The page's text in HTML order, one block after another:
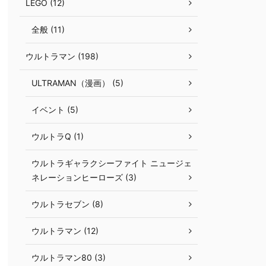
LEGO (12)
全般 (11)
ウルトラマン (198)
ULTRAMAN（漫画） (5)
イベント (5)
ウルトラQ (1)
ウルトラギャラクシーファイト ニュージェ
ネレーションヒーローズ (3)
ウルトラセブン (8)
ウルトラマン (12)
ウルトラマン80 (3)